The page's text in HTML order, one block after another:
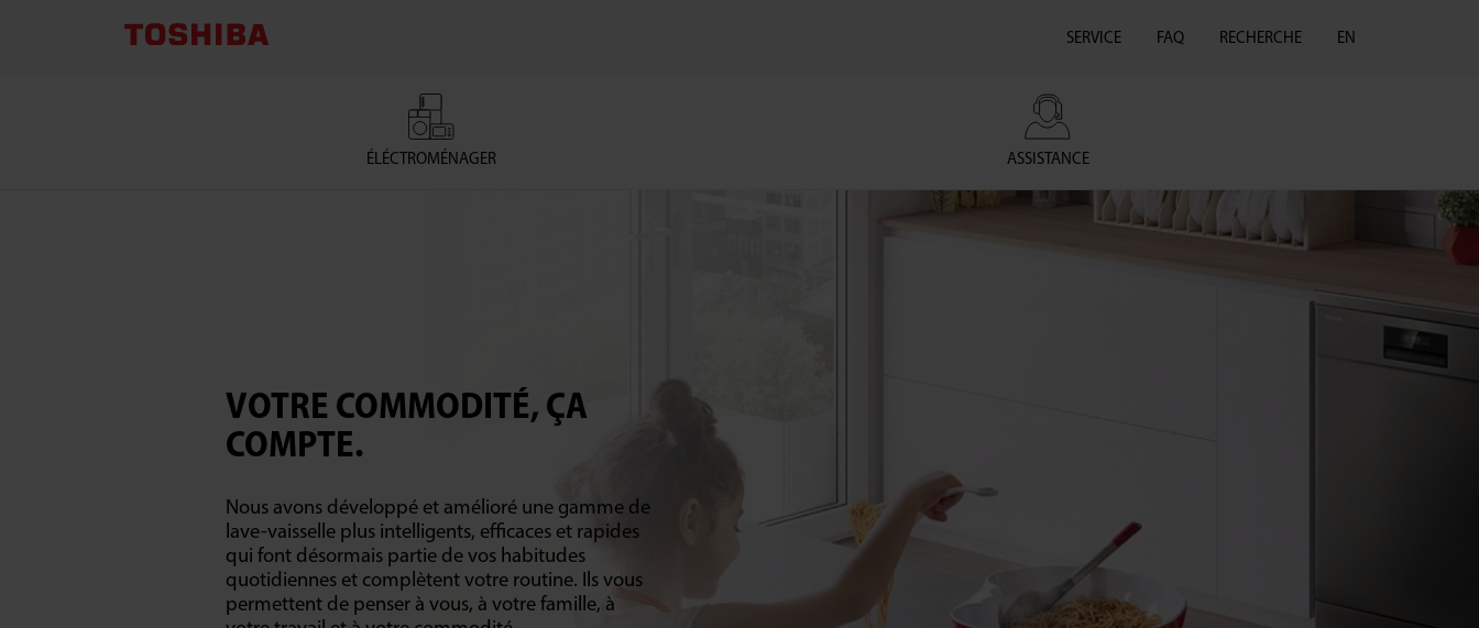
ÉLÉCTROMÉNAGER ASSISTANCE
SERVICE FAQ RECHERCHE EN
VOTRE COMMODITÉ, ÇA
COMPTE.
Nous avons développé et amélioré une gamme de
lave-vaisselle plus intelligents, efficaces et rapides
qui font désormais partie de vos habitudes
quotidiennes et complètent votre routine. Ils vous
permettent de penser à vous, à votre famille, à